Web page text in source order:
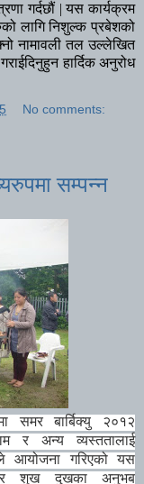
गर्दछौं |यस कार्यक्रम
लागि निशुल्क प्रबेशको
नामावली तल उल्लेखित
हार्दिक अनुरोध
No comments:
सम्पन्न
समर बार्बिक्यु २०१२
र अन्य व्यस्ततालाई
आयोजना गरिएको यस
र शुख दुखका अनुभब